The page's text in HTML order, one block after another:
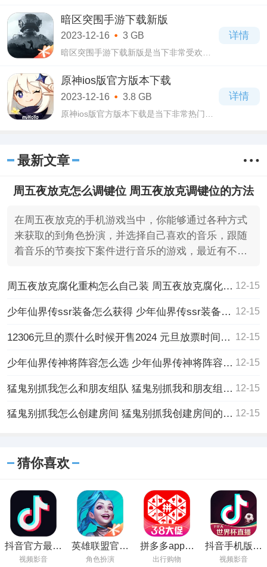
人称枪战射击类手机游戏，暗区突围安卓
版下载链接游戏自从上线以来就深受到广
大网友
暗区突围手游下载新版
2023-12-16 3 GB
暗区突围手游下载新版是当下非常受欢迎
枪战射击类手机游戏，在暗区突围手游下
载新版游戏当中你能够选择自己喜欢的角
色形象
详情
原神ios版官方版本下载
2023-12-16 3.8 GB
原神ios版官方版本下载是当下非常热门受
度，你能
详情
最新文章
周五夜放克怎么调键位 周五夜放克调键位的方法
在周五夜放克的手机游戏当中，你能够通过各种方式
来获取的到角色扮演，并选择自己喜欢的音乐，跟随
着音乐的节奏按下案件进行音乐的游戏，最近有不少
周五夜放克腐化重构怎么自己装 周五夜放克腐化重构自己装的方法 12-15
少年仙界传ssr装备怎么获得 少年仙界传ssr装备获得的方法 12-15
12306元旦的票什么时候开售2024 元旦放票时间确定 12-15
少年仙界传神将阵容怎么选 少年仙界传神将阵容选择的方法 12-15
猛鬼别抓我怎么和朋友组队 猛鬼别抓我和朋友组队的方法 12-15
猛鬼别抓我怎么创建房间 猛鬼别抓我创建房间的方法 12-15
猜你喜欢
抖音官方最新
版下载
视频影音
英雄联盟官方
正版下载
角色扮演
拼多多app官
方正版下载
出行购物
抖音手机版在
线观看
视频影音